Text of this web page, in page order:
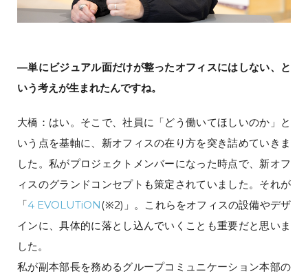
―単にビジュアル面だけが整ったオフィスにはしない、と
いう考えが生まれたんですね。
大橋：はい。そこで、社員に「どう働いてほしいのか」と
いう点を基軸に、新オフィスの在り方を突き詰めていきま
した。私がプロジェクトメンバーになった時点で、新オフ
ィスのグランドコンセプトも策定されていました。それが
「4 EVOLUTiON (※2)」。これらをオフィスの設備やデザ
インに、具体的に落とし込んでいくことも重要だと思いま
した。
私が副本部長を務めるグループコミュニケーション本部の